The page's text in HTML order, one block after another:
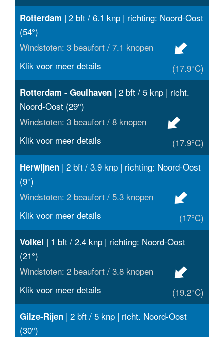
Rotterdam | 2 bft / 6.1 knp | richting: Noord-Oost
(54°)
Windstoten: 3 beaufort / 7.1 knopen
(17.9°C)
Klik voor meer details
Rotterdam - Geulhaven | 2 bft / 5 knp | richt.
Noord-Oost (29°)
Windstoten: 3 beaufort / 8 knopen
(17.9°C)
Klik voor meer details
Herwijnen | 2 bft / 3.9 knp | richting: Noord-Oost
(9°)
Windstoten: 2 beaufort / 5.3 knopen
(17°C)
Klik voor meer details
Volkel | 1 bft / 2.4 knp | richting: Noord-Oost
(21°)
Windstoten: 2 beaufort / 3.8 knopen
(19.2°C)
Klik voor meer details
Gilze-Rijen | 2 bft / 5 knp | richt. Noord-Oost
(30°)